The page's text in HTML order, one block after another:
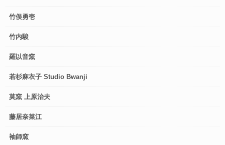
竹俣勇壱
竹内駿
羅以音窯
若杉麻衣子 Studio Bwanji
莫窯 上原治夫
藤居奈菜江
袖師窯